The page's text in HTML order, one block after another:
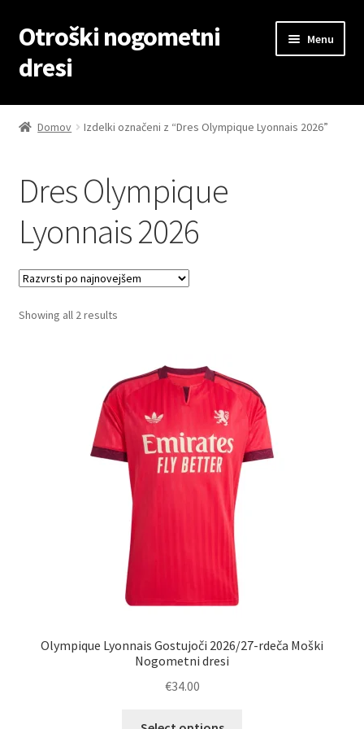
Skip
to
navigation
Skip
to
content
Otroški nogometni
dresi
Menu
Domov
Kontaktiraj nas
Košarica
Moj račun
Trgovina
Domov Izdelki označeni z “Dres Olympique Lyonnais 2026”
Dres Olympique
Lyonnais 2026
Showing all 2 resultsSorted
Olympique Lyonnais Gostujoči 2026/27-rdeča Moški
Nogometni dresi
€34.00